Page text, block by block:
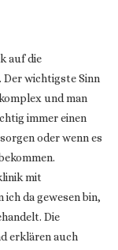
auf die
Der wichtigste Sinn
und man
immer einen
oder wenn es
mit
ich da gewesen bin,
Die
erklären auch